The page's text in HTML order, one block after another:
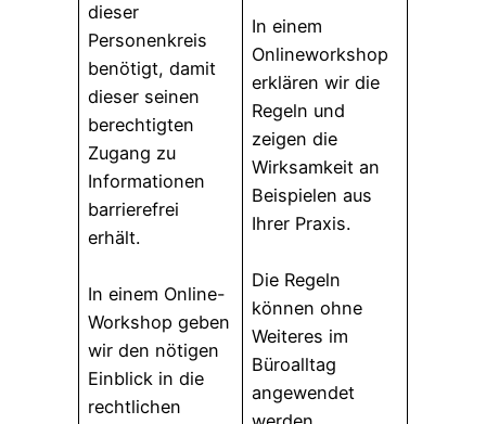
dieser
Personenkreis
benötigt, damit
dieser seinen
berechtigten
Zugang zu
Informationen
barrierefrei
erhält.
In einem Online-
Workshop geben
wir den nötigen
Einblick in die
rechtlichen
In einem
Onlineworkshop
erklären wir die
Regeln und
zeigen die
Wirksamkeit an
Beispielen aus
Ihrer Praxis.
Die Regeln
können ohne
Weiteres im
Büroalltag
angewendet